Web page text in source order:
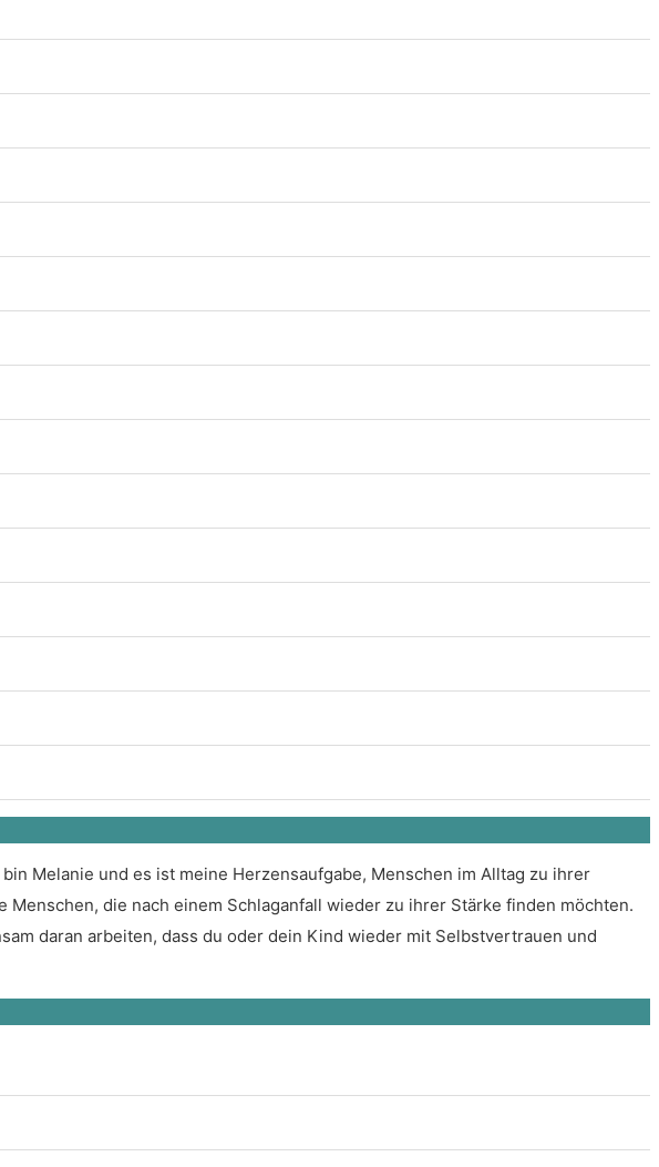
bin Melanie und es ist meine Herzensaufgabe, Menschen im Alltag zu ihrer
die nach einem Schlaganfall wieder zu ihrer Stärke finden möchten.
daran arbeiten, dass du oder dein Kind wieder mit Selbstvertrauen und